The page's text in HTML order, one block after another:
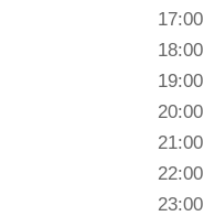
17:00
18:00
19:00
20:00
21:00
22:00
23:00